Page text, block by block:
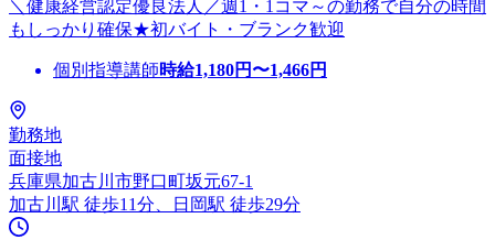
＼健康経営認定優良法人／週1・1コマ～の勤務で自分の時間
もしっかり確保★初バイト・ブランク歓迎
個別指導講師時給1,180円〜1,466円
勤務地
面接地
兵庫県加古川市野口町坂元67-1
加古川駅 徒歩11分、日岡駅 徒歩29分